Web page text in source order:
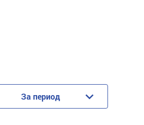
За период